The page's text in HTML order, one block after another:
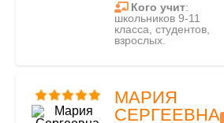
Кого учит:
школьников 9-11
класса, студентов,
взрослых.
МАРИЯ
СЕРГЕЕВНА